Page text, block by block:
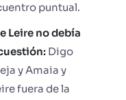
puntual.
Leire no debía
Digo
y Amaia y
fuera de la